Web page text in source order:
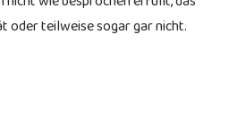
oder teilweise sogar gar nicht.